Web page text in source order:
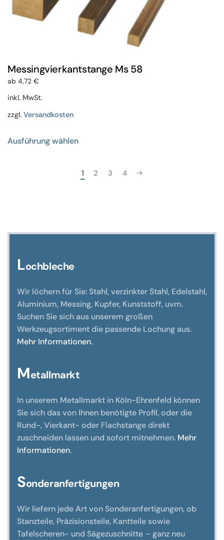
Messingvierkantstange Ms 58
ab 4,72 €
inkl. MwSt.
zzgl. Versandkosten
Ausführung wählenProdukt
mehrere
Varianten
können
werden
1 2 3 4
Lochbleche
Wir löchern für Sie: Stahl, verzinkter Stahl, Edelstahl,
Aluminium, Messing, Kupfer, Kunststoff, uvm.
Suchen Sie sich aus unserem großen
Werkzeugsortiment die passende Lochung aus.
Mehr Informationen.
Metallmarkt
In unserem Metallmarkt in Köln-Ehrenfeld können
Sie sich das von Ihnen benötigte Profil, oder die
Rund-, Vierkant- oder Flachstange direkt
zuschneiden lassen und sofort mitnehmen. Mehr
Informationen.
Sonderanfertigungen
Wir liefern jede Art von Sonderanfertigungen, ob
Stanzteile, Präzisionsteile, Kantteile sowie
Tafelscheren- und Sägezuschnitte – ganz neu